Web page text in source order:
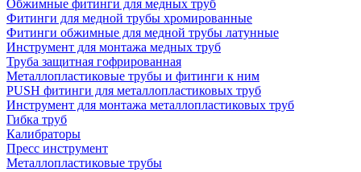
Обжимные фитинги для медных труб
Фитинги для медной трубы хромированные
Фитинги обжимные для медной трубы латунные
Инструмент для монтажа медных труб
Труба защитная гофрированная
Металлопластиковые трубы и фитинги к ним
PUSH фитинги для металлопластиковых труб
Инструмент для монтажа металлопластиковых труб
Гибка труб
Калибраторы
Пресс инструмент
Металлопластиковые трубы